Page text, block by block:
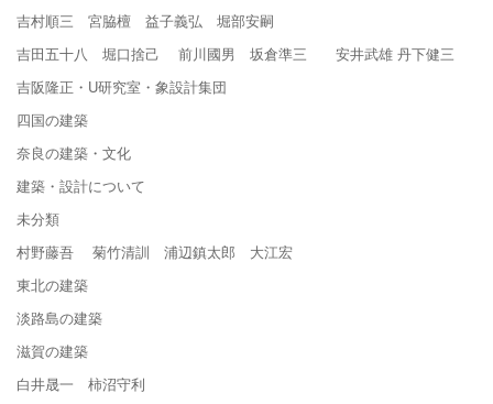
吉村順三 宮脇檀 益子義弘 堀部安嗣
吉田五十八 堀口捨己 前川國男 坂倉準三 安井武雄 丹下健三
吉阪隆正・U研究室・象設計集団
四国の建築
奈良の建築・文化
建築・設計について
未分類
村野藤吾 菊竹清訓 浦辺鎮太郎 大江宏
東北の建築
淡路島の建築
滋賀の建築
白井晟一 柿沼守利